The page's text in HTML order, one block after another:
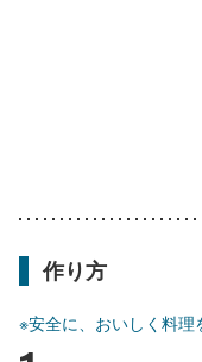
作り方
※安全に、おいしく料理